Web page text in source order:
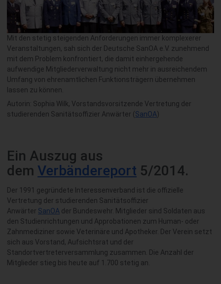
Mit den stetig steigenden Anforderungen immer komplexerer
Veranstaltungen, sah sich der Deutsche SanOA e.V. zunehmend
mit dem Problem konfrontiert, die damit einhergehende
aufwendige Mitgliederverwaltung nicht mehr in ausreichendem
Umfang von ehrenamtlichen Funktionsträgern übernehmen
lassen zu können.
Autorin: Sophia Wilk, Vorstandsvorsitzende Vertretung der
studierenden Sanitätsoffizier Anwärter (SanOA)
Ein Auszug aus
dem Verbändereport 5/2014.
Der 1991 gegründete Interessenverband ist die offizielle
Vertretung der studierenden Sanitätsoffizier
Anwärter SanOA der Bundeswehr. Mitglieder sind Soldaten aus
den Studienrichtungen und Approbationen zum Human- oder
Zahnmediziner sowie Veterinäre und Apotheker. Der Verein setzt
sich aus Vorstand, Aufsichtsrat und der
Standortvertreterversammlung zusammen. Die Anzahl der
Mitglieder stieg bis heute auf 1.700 stetig an.